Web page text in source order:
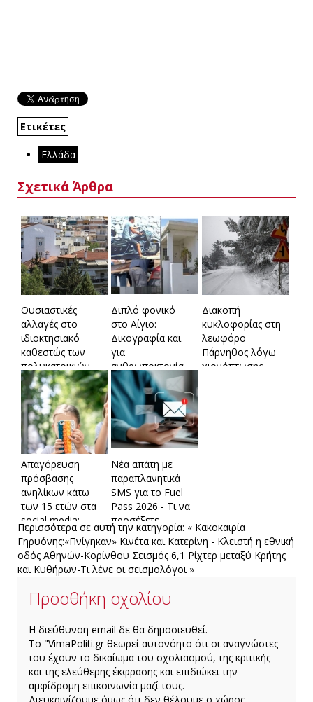
Ετικέτες
Ελλάδα
Σχετικά Άρθρα
Ουσιαστικές
αλλαγές στο
ιδιοκτησιακό
καθεστώς των
πολυκατοικιών
Διπλό φονικό
στο Αίγιο:
Δικογραφία και
για
ανθρωποκτονία
σε βάρος του
65χρονου Ιταλού
Διακοπή
κυκλοφορίας στη
λεωφόρο
Πάρνηθoς λόγω
χιονόπτωσης
Απαγόρευση
πρόσβασης
ανηλίκων κάτω
των 15 ετών στα
social media:
Μπλοκ σε
Snapchat, TikTok,
Instagram και
Facebook – Πώς
θα γίνεται η
επαλήθευση
Νέα απάτη με
παραπλανητικά
SMS για το Fuel
Pass 2026 - Τι να
προσέξετε
Περισσότερα σε αυτή την κατηγορία: « Κακοκαιρία
Γηρυόνης:«Πνίγηκαν» Κινέτα και Κατερίνη - Κλειστή η εθνική
οδός Αθηνών-Κορίνθου Σεισμός 6,1 Ρίχτερ μεταξύ Κρήτης
και Κυθήρων-Τι λένε οι σεισμολόγοι »
Προσθήκη σχολίου
H διεύθυνση email δε θα δημοσιευθεί.
Το "VimaPoliti.gr θεωρεί αυτονόητο ότι οι αναγνώστες
του έχουν το δικαίωμα του σχολιασμού, της κριτικής
και της ελεύθερης έκφρασης και επιδιώκει την
αμφίδρομη επικοινωνία μαζί τους.